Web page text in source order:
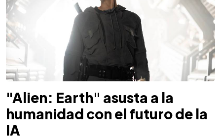
"Alien: Earth" asusta a la
humanidad con el futuro de la
IA